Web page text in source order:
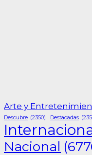
Arte y
Descubre (2350) Destacadas
Nacional